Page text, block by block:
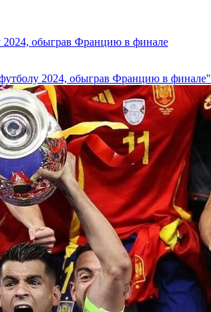
обыграв Францию в финале
2024, обыграв Францию в финале"